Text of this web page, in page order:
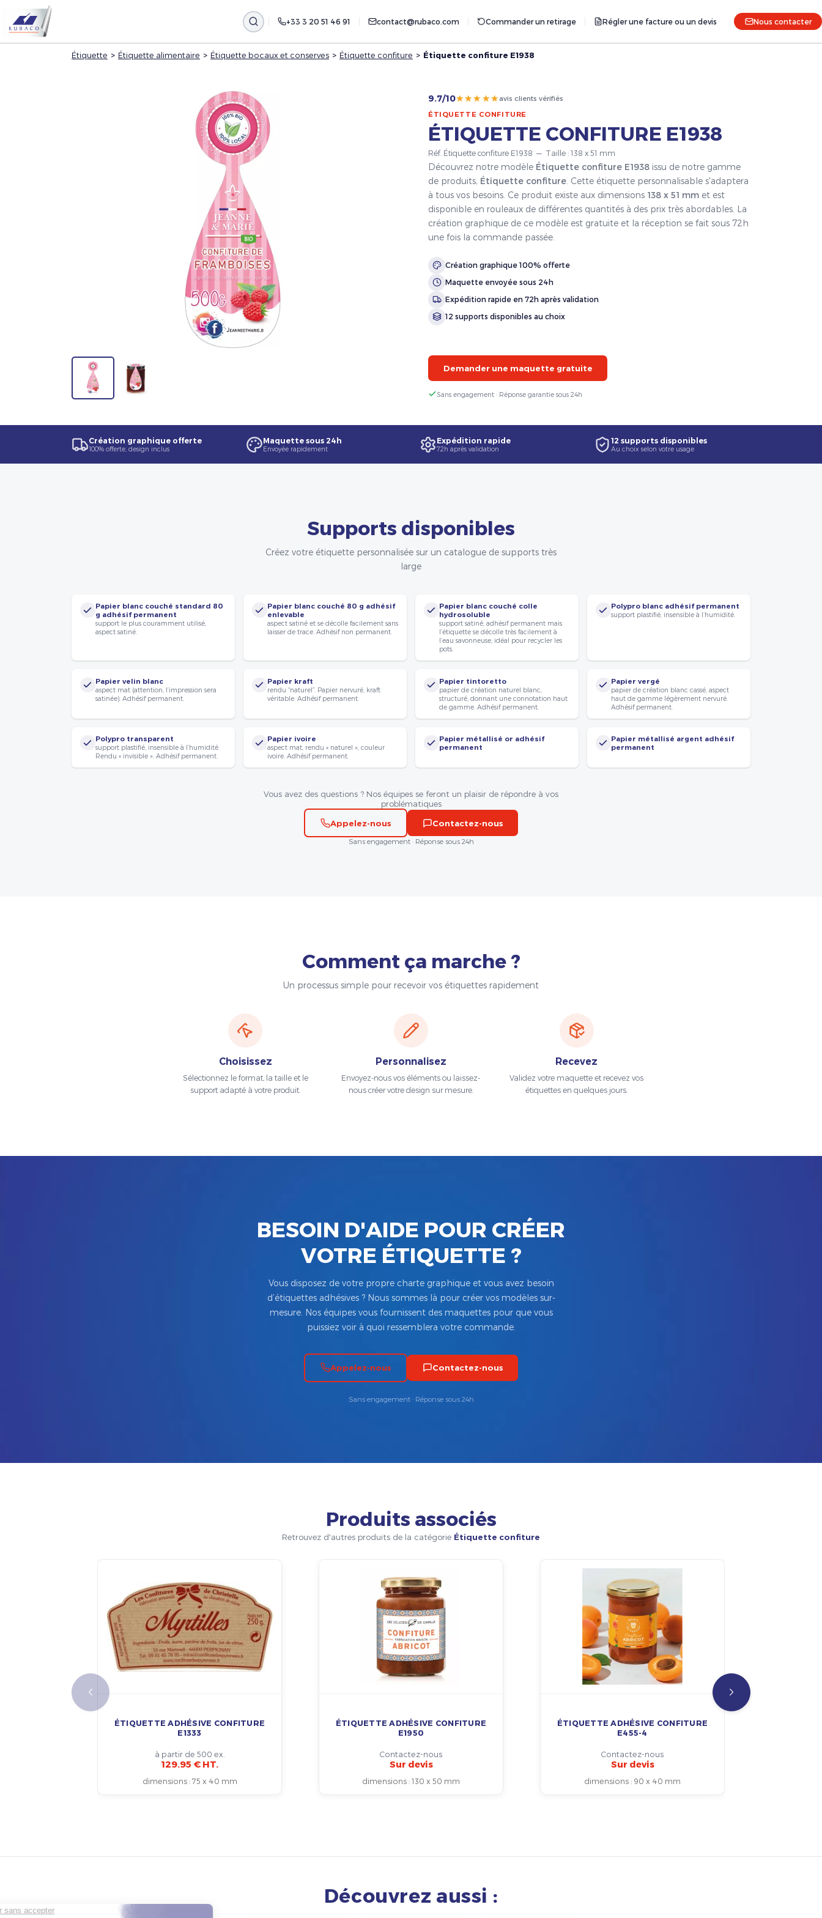
+33 3 20 51 46 91 contact@rubaco.com Commander un retirage Régler une facture ou un devis Nous contacter
Étiquette > Étiquette alimentaire > Étiquette bocaux et conserves > Étiquette confiture > Étiquette confiture E1938
9.7/10★★★★★avis clients vérifiés
ÉTIQUETTE CONFITURE
ÉTIQUETTE CONFITURE E1938
Réf. Étiquette confiture E1938 — Taille : 138 x 51 mm
Découvrez notre modèle Étiquette confiture E1938 issu de notre gamme
de produits, Étiquette confiture . Cette étiquette personnalisable s'adaptera
à tous vos besoins. Ce produit existe aux dimensions 138 x 51 mm et est
disponible en rouleaux de différentes quantités à des prix très abordables. La
création graphique de ce modèle est gratuite et la réception se fait sous 72h
une fois la commande passée.
Création graphique 100% offerte
Maquette envoyée sous 24h
Expédition rapide en 72h après validation
12 supports disponibles au choix
Demander une maquette gratuite
Sans engagement · Réponse garantie sous 24h
Création graphique offerte
100% offerte, design inclus
Maquette sous 24h
Envoyée rapidement
Expédition rapide
72h après validation
12 supports disponibles
Au choix selon votre usage
Supports disponibles
Créez votre étiquette personnalisée sur un catalogue de supports très
large
Papier blanc couché standard 80
g adhésif permanent
support le plus couramment utilisé,
aspect satiné.
Papier blanc couché 80 g adhésif
enlevable
aspect satiné et se décolle facilement sans
laisser de trace. Adhésif non permanent.
Papier blanc couché colle
hydrosoluble
support satiné, adhésif permanent mais
l’étiquette se décolle très facilement à
l’eau savonneuse, idéal pour recycler les
pots.
Polypro blanc adhésif permanent
support plastifié, insensible à l’humidité.
Papier velin blanc
aspect mat (attention, l’impression sera
satinée). Adhésif permanent.
Papier kraft
rendu “naturel”. Papier nervuré, kraft
véritable. Adhésif permanent.
Papier tintoretto
papier de création naturel blanc,
structuré, donnant une connotation haut
de gamme. Adhésif permanent.
Papier vergé
papier de création blanc cassé, aspect
haut de gamme légèrement nervuré.
Adhésif permanent.
Polypro transparent
support plastifié, insensible à l’humidité.
Rendu « invisible ». Adhésif permanent.
Papier ivoire
aspect mat, rendu « naturel », couleur
ivoire. Adhésif permanent.
Papier métallisé or adhésif
permanent
Papier métallisé argent adhésif
permanent
Vous avez des questions ? Nos équipes se feront un plaisir de répondre à vos
problématiques
Appelez-nous
Contactez-nous
Sans engagement · Réponse sous 24h
Comment ça marche ?
Un processus simple pour recevoir vos étiquettes rapidement
Choisissez
Sélectionnez le format, la taille et le
support adapté à votre produit.
Personnalisez
Envoyez-nous vos éléments ou laissez-
nous créer votre design sur mesure.
Recevez
Validez votre maquette et recevez vos
étiquettes en quelques jours.
BESOIN D'AIDE POUR CRÉER
VOTRE ÉTIQUETTE ?
Vous disposez de votre propre charte graphique et vous avez besoin
d’étiquettes adhésives ? Nous sommes là pour créer vos modèles sur-
mesure. Nos équipes vous fournissent des maquettes pour que vous
puissiez voir à quoi ressemblera votre commande.
Appelez-nous Contactez-nous
Sans engagement · Réponse sous 24h
Produits associés
Retrouvez d'autres produits de la catégorie Étiquette confiture
ÉTIQUETTE ADHÉSIVE CONFITURE
E1333
à partir de 500 ex.
129.95 € HT.
dimensions: 75 x 40 mm
ÉTIQUETTE ADHÉSIVE CONFITURE
E1950
Contactez-nous
Sur devis
dimensions : 130 x 50 mm
ÉTIQUETTE ADHÉSIVE CONFITURE
E455-4
Contactez-nous
Sur devis
dimensions : 90 x 40 mm
Découvrez aussi :